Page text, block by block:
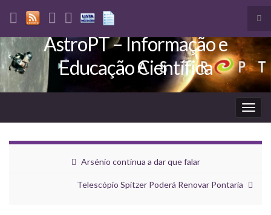
Search for:
AstroPT – Informação e
Educação Científica
Arsénio continua a dar que falar
Telescópio Spitzer Poderá Renovar Pontaria